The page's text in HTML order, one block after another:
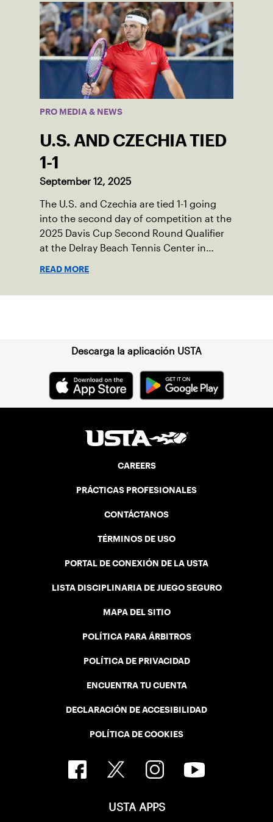
PRO MEDIA & NEWS
U.S. AND CZECHIA TIED
1-1
September 12, 2025
The U.S. and Czechia are tied 1-1 going
into the second day of competition at the
2025 Davis Cup Second Round Qualifier
at the Delray Beach Tennis Center in
READ MORE
Descarga la aplicación USTA
CAREERS
PRÁCTICAS PROFESIONALES
CONTÁCTANOS
TÉRMINOS DE USO
PORTAL DE CONEXIÓN DE LA USTA
LISTA DISCIPLINARIA DE JUEGO SEGURO
MAPA DEL SITIO
POLÍTICA PARA ÁRBITROS
POLÍTICA DE PRIVACIDAD
ENCUENTRA TU CUENTA
DECLARACIÓN DE ACCESIBILIDAD
POLÍTICA DE COOKIES
USTA APPS